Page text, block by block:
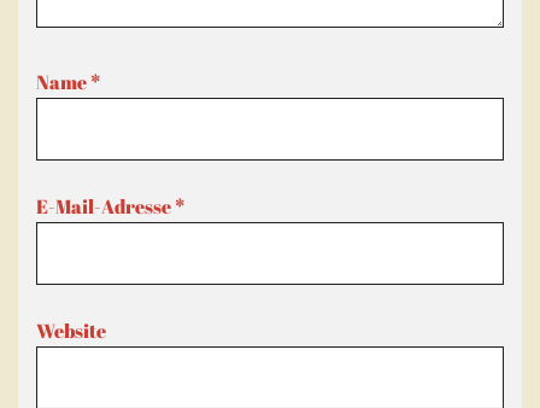
Name*
E-Mail-Adresse*
Website